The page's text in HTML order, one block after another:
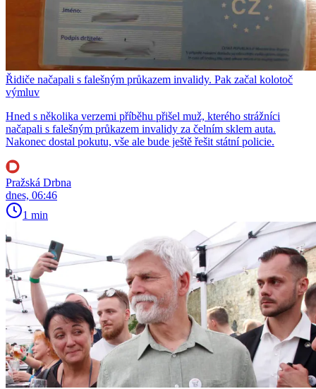
Řidiče načapali s falešným průkazem invalidy. Pak začal kolotoč
výmluv
Hned s několika verzemi příběhu přišel muž, kterého strážníci
načapali s falešným průkazem invalidy za čelním sklem auta.
Nakonec dostal pokutu, vše ale bude ještě řešit státní policie.
Pražská Drbna
dnes, 06:46
1 min